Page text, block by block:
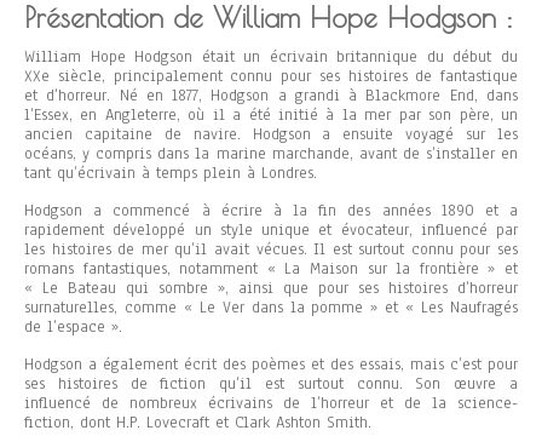
Présentation de William Hope Hodgson :
William Hope Hodgson était un écrivain britannique du début du
XXe siècle, principalement connu pour ses histoires de fantastique
et d’horreur. Né en 1877, Hodgson a grandi à Blackmore End, dans
l’Essex, en Angleterre, où il a été initié à la mer par son père, un
ancien capitaine de navire. Hodgson a ensuite voyagé sur les
océans, y compris dans la marine marchande, avant de s’installer en
tant qu’écrivain à temps plein à Londres.
Hodgson a commencé à écrire à la fin des années 1890 et a
rapidement développé un style unique et évocateur, influencé par
les histoires de mer qu’il avait vécues. Il est surtout connu pour ses
romans fantastiques, notamment « La Maison sur la frontière » et
« Le Bateau qui sombre », ainsi que pour ses histoires d’horreur
surnaturelles, comme « Le Ver dans la pomme » et « Les Naufragés
de l’espace ».
Hodgson a également écrit des poèmes et des essais, mais c’est pour
ses histoires de fiction qu’il est surtout connu. Son œuvre a
influencé de nombreux écrivains de l’horreur et de la science-
fiction, dont H.P. Lovecraft et Clark Ashton Smith.